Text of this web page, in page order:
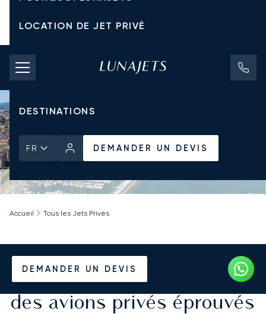
LOCATION DE JET PRIVÉ
TARIFS D'AFFRÈTEMENT
JETS PRIVÉS
DESTINATIONS
FR DEMANDER UN DEVIS
DEMANDER UN DEVIS
Accueil Tous les Jets Privés
Location de jets privés
d'affaires Cessna : louez
des avions privés éprouvés